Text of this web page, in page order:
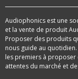
Audiophonics est une
et la vente de produit
Proposer des produits
nous guide au
les premiers à
attentes du marché et